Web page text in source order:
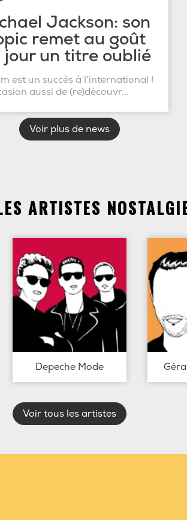
Jackson: son
remet au goût
jour un titre oublié
est un succès à l'international !
aussi de (re)découvr...
Voir plus de news
ARTISTES
Depeche Mode
Voir tous les artistes